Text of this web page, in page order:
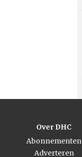
Over DHC
Abonnementen
Adverteren